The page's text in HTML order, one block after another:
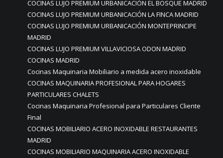
COCINAS LUJO PREMIUM URBANICACIÓN EL BOSQUE MADRID
COCINAS LUJO PREMIUM URBANICACIÓN LA FINCA MADRID
COCINAS LUJO PREMIUM URBANICACIÓN MONTEPRINCIPE
MADRID
COCINAS LUJO PREMIUM VILLAVICIOSA ODON MADRID
COCINAS MADRID
Cocinas Maquinaria Mobiliario a medida acero inoxidable
COCINAS MAQUINARIA PROFESIONAL PARA HOGARES
PARTICULARES CHALETS
Cocinas Maquinaria Profesional para Particulares Cliente
Final
COCINAS MOBILIARIO ACERO INOXIDABLE RESTAURANTES
MADRID
COCINAS MOBILIARIO MAQUINARIA ACERO INOXIDABLE